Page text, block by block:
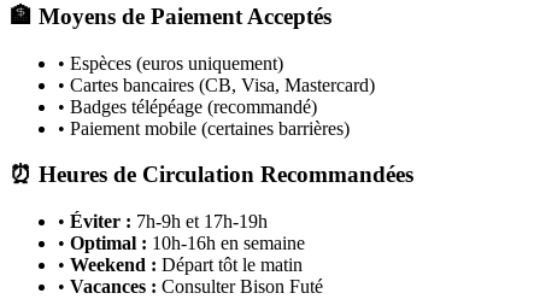
🏦 Moyens de Paiement Acceptés
• Espèces (euros uniquement)
• Cartes bancaires (CB, Visa, Mastercard)
• Badges télépéage (recommandé)
• Paiement mobile (certaines barrières)
⏰ Heures de Circulation Recommandées
• Éviter : 7h-9h et 17h-19h
• Optimal : 10h-16h en semaine
• Weekend : Départ tôt le matin
• Vacances : Consulter Bison Futé